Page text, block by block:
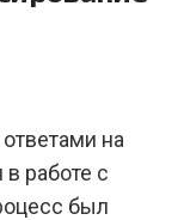
на
работе с
был